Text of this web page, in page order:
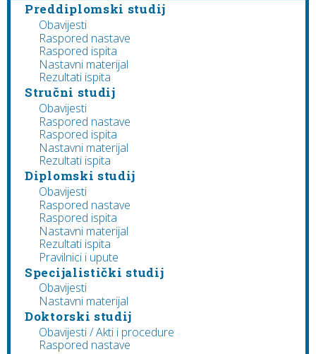
Preddiplomski studij
Obavijesti
Raspored nastave
Raspored ispita
Nastavni materijal
Rezultati ispita
Stručni studij
Obavijesti
Raspored nastave
Raspored ispita
Nastavni materijal
Rezultati ispita
Diplomski studij
Obavijesti
Raspored nastave
Raspored ispita
Nastavni materijal
Rezultati ispita
Pravilnici i upute
Specijalistički studij
Obavijesti
Nastavni materijal
Doktorski studij
Obavijesti / Akti i procedure
Raspored nastave